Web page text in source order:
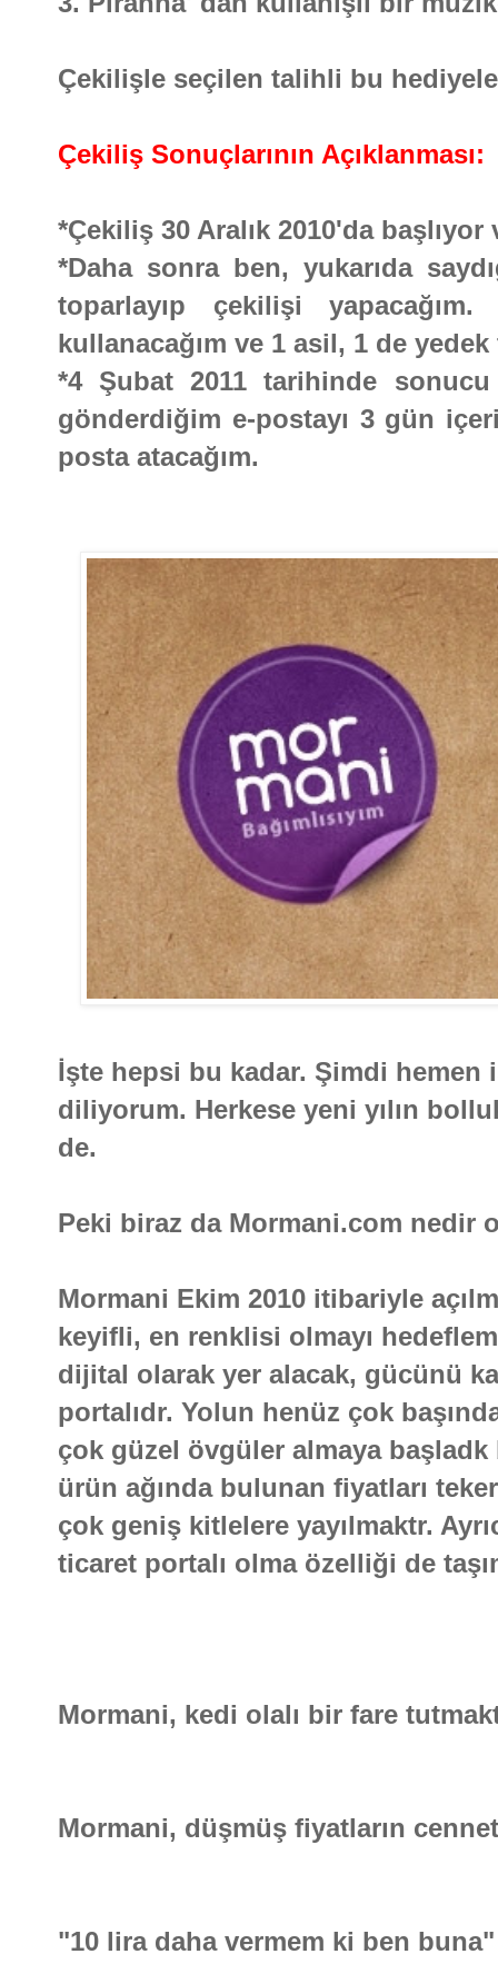
Çekilişle seçilen talihli bu
Çekiliş Sonuçlarının Açıklanması:
*Çekiliş 30 Aralık 2010'da
*Daha sonra ben, yukarıda
toparlayıp çekilişi
kullanacağım ve 1 asil, 1 de
*4 Şubat 2011 tarihinde
gönderdiğim e-postayı 3 gün
posta atacağım.
İşte hepsi bu kadar. Şimdi
diliyorum. Herkese yeni yılın
de.
Peki biraz da Mormani.com nedir
Mormani Ekim 2010 itibariyle
keyifli, en renklisi olmayı
dijital olarak yer alacak, gücünü
portalıdr. Yolun henüz çok
çok güzel övgüler almaya
ürün ağında bulunan fiyatları
çok geniş kitlelere yayılmaktr.
ticaret portalı olma özelliği de
Mormani, kedi olalı bir fare
Mormani, düşmüş fiyatların
"10 lira daha vermem ki ben